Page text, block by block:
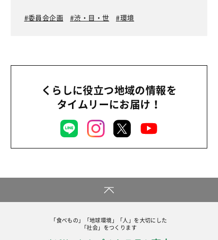
委員会企画 渋・目・世 環境
くらしに役立つ地域の情報を
タイムリーにお届け！
「食べもの」「地球環境」「人」を大切にした
「社会」をつくります